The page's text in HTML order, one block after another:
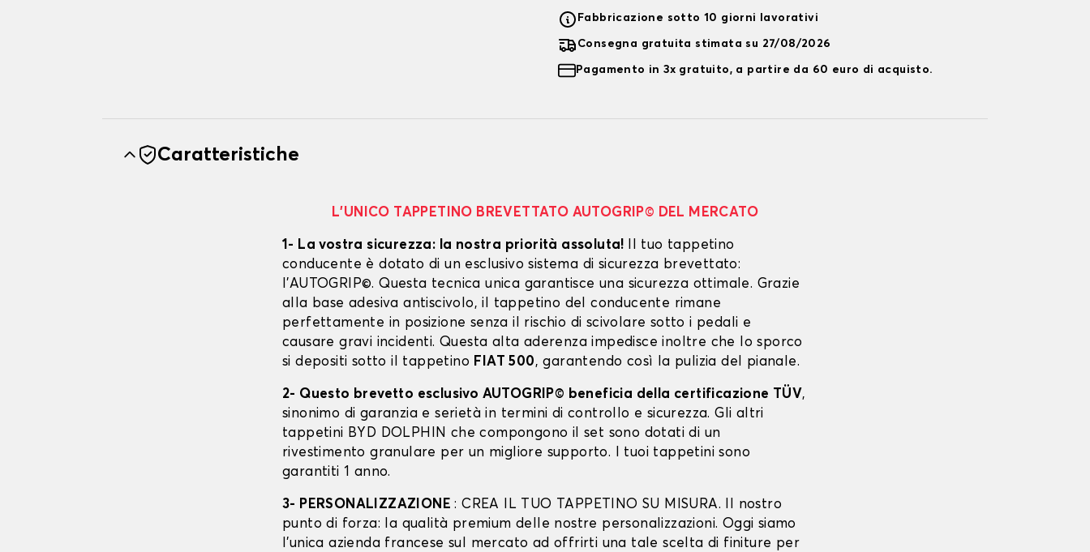
Fabbricazione sotto 10 giorni lavorativi
Consegna gratuita stimata su 27/08/2026
Pagamento in 3x gratuito, a partire da 60 euro di acquisto.
Caratteristiche
L’UNICO TAPPETINO BREVETTATO AUTOGRIP© DEL MERCATO
1- La vostra sicurezza: la nostra priorità assoluta! Il tuo tappetino
conducente è dotato di un esclusivo sistema di sicurezza brevettato:
l’AUTOGRIP©. Questa tecnica unica garantisce una sicurezza ottimale. Grazie
alla base adesiva antiscivolo, il tappetino del conducente rimane
perfettamente in posizione senza il rischio di scivolare sotto i pedali e
causare gravi incidenti. Questa alta aderenza impedisce inoltre che lo sporco
si depositi sotto il tappetino FIAT 500, garantendo così la pulizia del pianale.
2- Questo brevetto esclusivo AUTOGRIP© beneficia della certificazione TÜV,
sinonimo di garanzia e serietà in termini di controllo e sicurezza. Gli altri
tappetini BYD DOLPHIN che compongono il set sono dotati di un
rivestimento granulare per un migliore supporto. I tuoi tappetini sono
garantiti 1 anno.
3- PERSONALIZZAZIONE: CREA IL TUO TAPPETINO SU MISURA. Il nostro
punto di forza: la qualità premium delle nostre personalizzazioni. Oggi siamo
l’unica azienda francese sul mercato ad offrirti una tale scelta di finiture per